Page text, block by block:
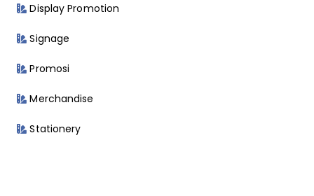
Display Promotion
Signage
Promosi
Merchandise
Stationery